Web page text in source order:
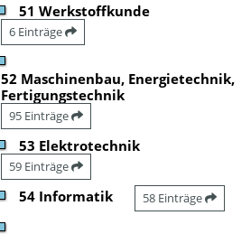
51 Werkstoffkunde
6 Einträge
52 Maschinenbau, Energietechnik,
Fertigungstechnik
95 Einträge
53 Elektrotechnik
59 Einträge
54 Informatik 58 Einträge